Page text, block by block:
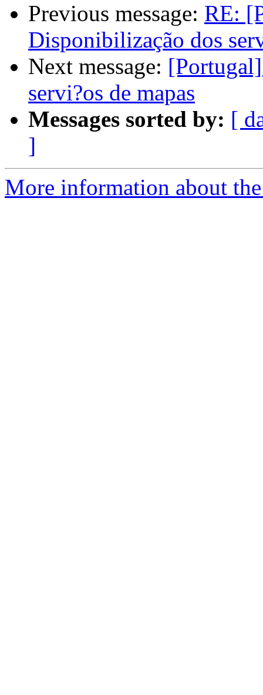
Previous message: RE:
Disponibilização dos
Next message:
servi?os de mapas
Messages sorted by: [
]
More information about